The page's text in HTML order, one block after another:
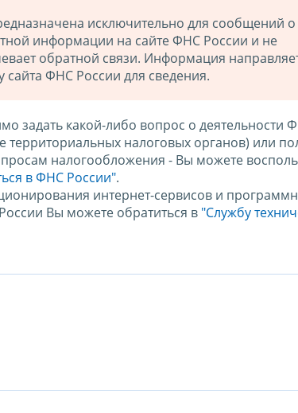
исключительно для сообщений о
информации на сайте ФНС России и не
обратной связи. Информация
сайта ФНС России для сведения.
задать какой-либо вопрос о деятельности
территориальных налоговых органов) или
налогообложения - Вы можете
в ФНС России".
интернет-сервисов и
Вы можете обратиться в "Службу